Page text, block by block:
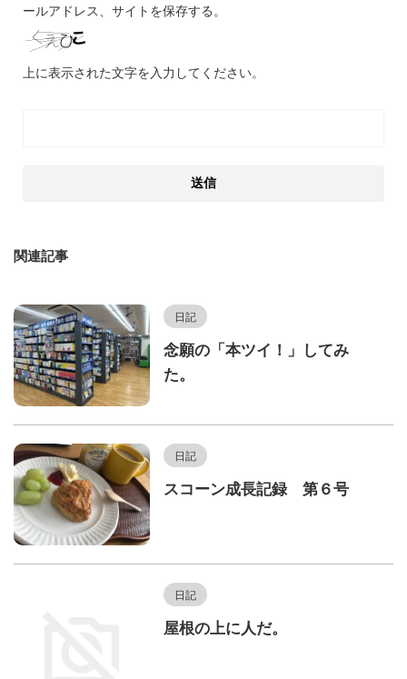
ールアドレス、サイトを保存する。
上に表示された文字を入力してください。
関連記事
日記
念願の「本ツイ！」してみ
た。
日記
スコーン成長記録 第６号
日記
屋根の上に人だ。